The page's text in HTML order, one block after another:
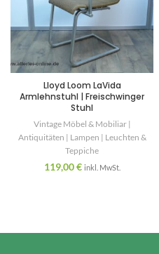
Lloyd Loom LaVida
Armlehnstuhl | Freischwinger
Stuhl
Vintage Möbel & Mobiliar |
Antiquitäten | Lampen | Leuchten &
Teppiche
119,00€ inkl. MwSt.